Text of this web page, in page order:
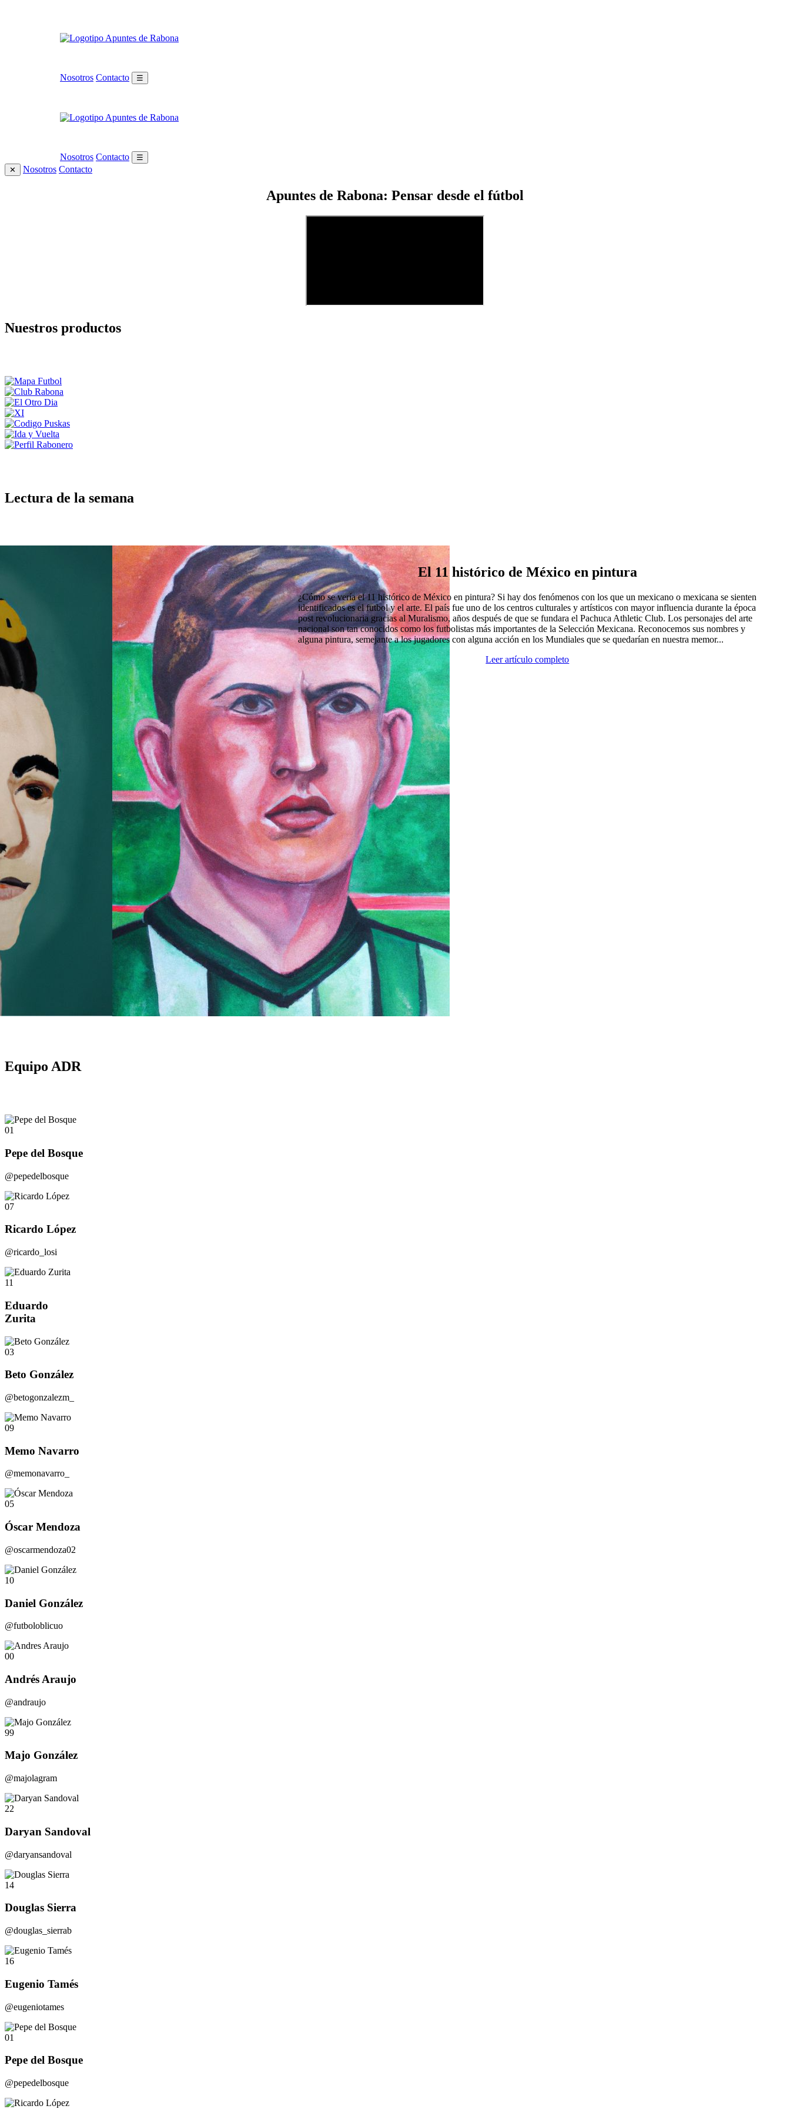
Nosotros Contacto ☰
Nosotros Contacto
☰
✕
Nosotros Contacto
Apuntes de Rabona: Pensar desde el fútbol
Nuestros productos
Lectura de la semana
El 11 histórico de México en pintura
¿Cómo se vería el 11 histórico de México en pintura? Si hay dos fenómenos con los que un mexicano o mexicana se sienten
identificados es el futbol y el arte. El país fue uno de los centros culturales y artísticos con mayor influencia durante la época
post revolucionaria gracias al Muralismo, años después de que se fundara el Pachuca Athletic Club. Los personajes del arte
nacional son tan conocidos como los futbolistas más importantes de la Selección Mexicana. Reconocemos sus nombres y
alguna pintura, semejante a los jugadores con alguna acción en los Mundiales que se quedarían en nuestra memor...
Leer artículo completo
Equipo ADR
01
Pepe del Bosque
@pepedelbosque
07
Ricardo López
@ricardo_losi
11
Eduardo
Zurita
03
Beto González
@betogonzalezm_
09
Memo Navarro
@memonavarro_
05
Óscar Mendoza
@oscarmendoza02
10
Daniel González
@futboloblicuo
00
Andrés Araujo
@andraujo
99
Majo González
@majolagram
22
Daryan Sandoval
@daryansandoval
14
Douglas Sierra
@douglas_sierrab
16
Eugenio Tamés
@eugeniotames
01
Pepe del Bosque
@pepedelbosque